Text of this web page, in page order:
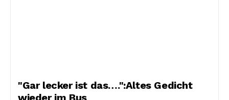
"Gar lecker ist das….":Altes Gedicht
wieder im Bus